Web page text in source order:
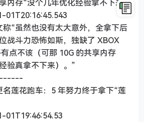
内存“没个几年优化经验拿不下来”
01T20:16:45.543
称“虽然也没有太大意外，全拿下后
战斗力恐怖如斯，独缺了 XBOX
点不该（可那 10G 的共享内存
验真拿不下来）。”
莲花跑车：5 年努力终于拿下“莲
01T19:46:54.53